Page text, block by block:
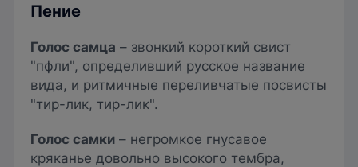
Пение
Голос самца – звонкий короткий свист
"пфли", определивший русское название
вида, и ритмичные переливчатые посвисты
"тир-лик, тир-лик".
Голос самки – негромкое гнусавое
кряканье довольно высокого тембра,